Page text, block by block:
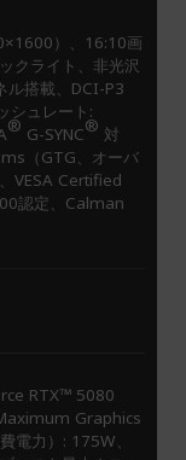
）、16:10画
クライト、非光沢
ル搭載、DCI-P3
シュレート:
® G-SYNC® 対
（GTG、オーバ
VESA Certified
認定、Calman
RTX™ 5080
Graphics
電力）: 175W、